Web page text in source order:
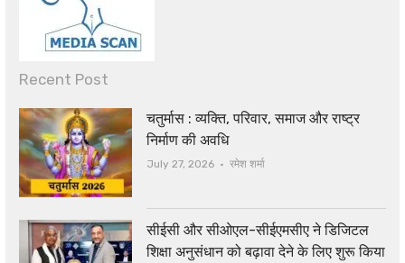
Recent Post
चतुर्मास : व्यक्ति, परिवार, समाज और राष्ट्र
निर्माण की अवधि
July 27, 2026 Author
रमेश शर्मा
सीईसी और सीओएल-सीईएमसीए ने डिजिटल
शिक्षा अनुसंधान को बढ़ावा देने के लिए शुरू किया